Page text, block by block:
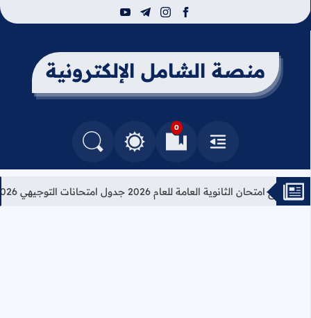
facebook
instagram
telegram
youtube
منصة الشامل الإلكترونية
القائمة
0
العلامات المرجعيةالتغيير بين الوضع النهاري والداكن
البحث في المدونة
امتحان الثانوية العامة للعام 2026 جدول امتحانات التوجيهي 2026